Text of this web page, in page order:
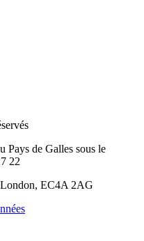
Pays de Galles sous le
22
London, EC4A 2AG